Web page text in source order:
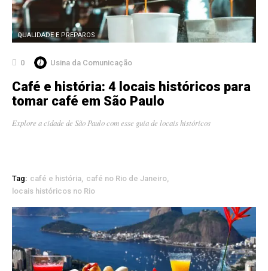
QUALIDADE E PREPAROS
0 Usina da Comunicação
Café e história: 4 locais históricos para
tomar café em São Paulo
Explore a cidade de São Paulo com esse guia de locais históricos
Tag: café e história café no Rio de Janeiro
locais históricos no Rio